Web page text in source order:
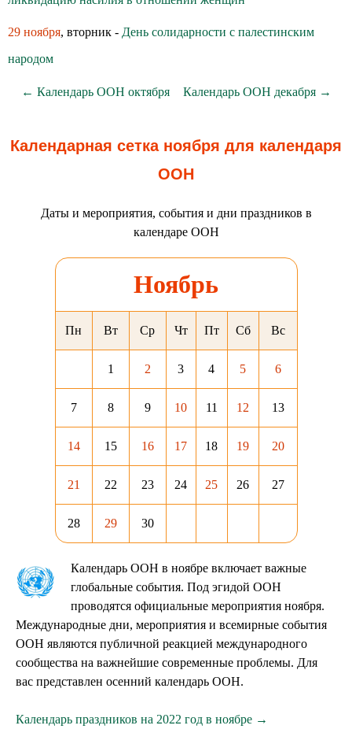
29 ноября, вторник - День солидарности с палестинским
народом
← Календарь ООН октября Календарь ООН декабря →
Календарная сетка ноября для календаря
ООН
Даты и мероприятия, события и дни праздников в
календаре ООН
Ноябрь
Пн Вт Ср Чт Пт Сб Вс
1 2 3 4 5 6
7 8 9 10 11 12 13
14 15 16 17 18 19 20
21 22 23 24 25 26 27
28 29 30
Календарь ООН в ноябре включает важные
глобальные события. Под эгидой ООН
проводятся официальные мероприятия ноября.
Международные дни, мероприятия и всемирные события
ООН являются публичной реакцией международного
сообщества на важнейшие современные проблемы. Для
вас представлен осенний календарь ООН.
Календарь праздников на 2022 год в ноябре →